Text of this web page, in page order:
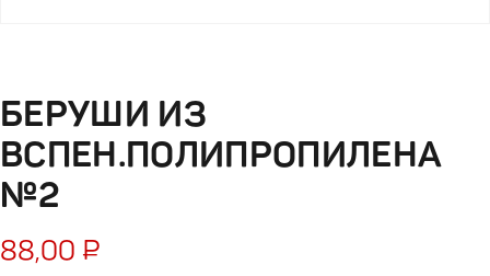
БЕРУШИ ИЗ
ВСПЕН.ПОЛИПРОПИЛЕНА
№2
88,00 ₽